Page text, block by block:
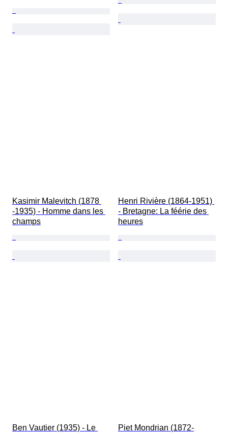
Kasimir Malevitch (1878
-1935) - Homme dans les
champs
Henri Rivière (1864-1951)
- Bretagne: La féérie des
heures
Ben Vautier (1935) - Le
Piet Mondrian (1872-